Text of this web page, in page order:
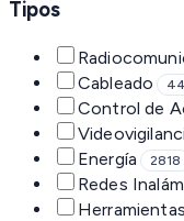
Tipos
Cableado
Control de
Energía 2818
Redes
Herramientas